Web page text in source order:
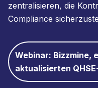
zentralisieren, die
Compliance
Webinar: Bizzmine,
aktualisierten